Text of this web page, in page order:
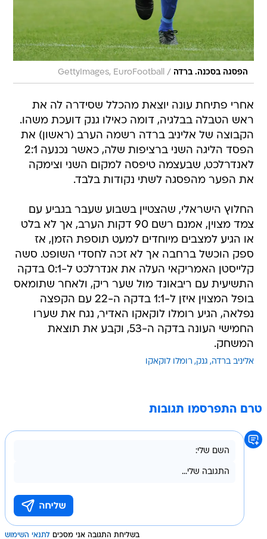
הפסגה בסכנה. ברדה /
GettyImages, EuroFootball
אחרי פתיחת עונה יוצאת מהכלל שסידרה לה את
ראש הטבלה בבלגיה, דומה כאילו גנק דועכת משהו.
הקבוצה של אליניב ברדה רשמה הערב (ראשון) את
הפסד הליגה השני ברציפות שלה, כאשר נכנעה 2:1
לאנדרלכט, שבעצמה טיפסה למקום השני וצימקה
את הפער מהפסגה לשתי נקודות בלבד.
החלוץ הישראלי, שהצטיין בשבוע שעבר בגביע עם
צמד מצוין, אמנם רשם 90 דקות הערב, אך לא בלט
או הגיע למצבים מיוחדים למעט תוספת הזמן, אז
ספק הוכשל ברחבה אך לא זכה לחסדי השופט. סשה
קלייסטן האמריקאי העלה את אנדרלכט ל-0:1 בדקה
התשיעית עם ריבאונד מול שער ריק, ולאחר שתומאס
בופל המצוין איזן ל-1:1 בדקה ה-22 עם הקפצה
נפלאה, הגיע רומלו לוקאקו האדיר, נגח את שערו
החמישי העונה בדקה ה-53, וקבע את תוצאת
המשחק.
אליניב ברדה גנק רומלו לוקאקו
טרם התפרסמו תגובות
בשליחת התגובה אני מסכים לתנאי השימוש